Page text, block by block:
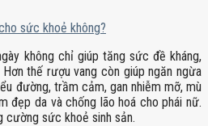
sức khoẻ không?
không chỉ giúp tăng sức đề kháng,
thế rượu vang còn giúp ngăn ngừa
đường, trầm cảm, gan nhiễm mỡ, mù
đẹp da và chống lão hoá cho phái nữ.
cường sức khoẻ sinh sản.